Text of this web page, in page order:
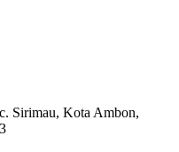
Sirimau, Kota Ambon,